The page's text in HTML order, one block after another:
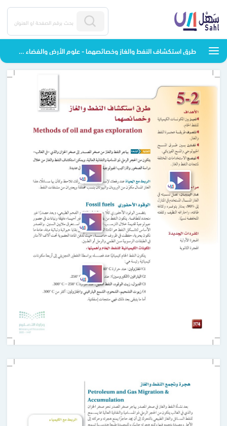
طرق استكشاف النفط والغاز وخصائصهما - علوم الأرض والفضاء - ثالث ثانوي